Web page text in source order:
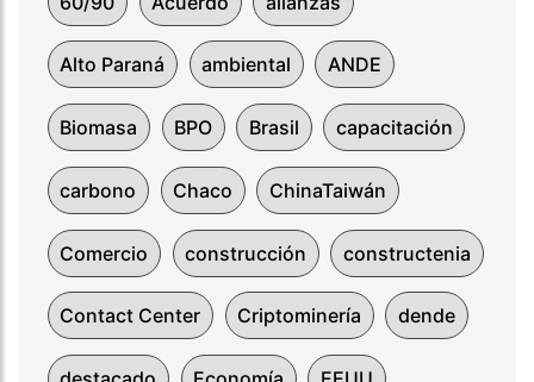
Alto Paraná ambiental ANDE
Biomasa BPO Brasil capacitación
carbono Chaco ChinaTaiwán
Comercio construcción constructenia
Contact Center Criptominería dende